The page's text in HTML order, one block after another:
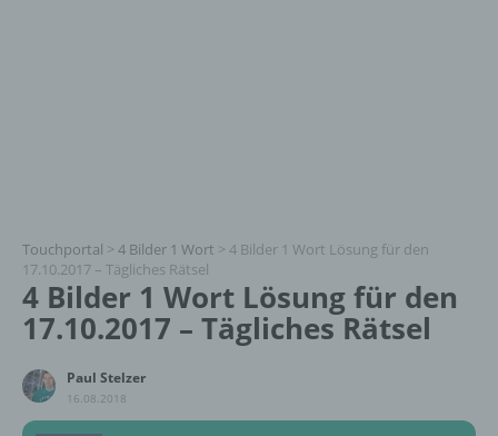
Touchportal > 4 Bilder 1 Wort > 4 Bilder 1 Wort Lösung für den
17.10.2017 – Tägliches Rätsel
4 Bilder 1 Wort Lösung für den
17.10.2017 – Tägliches Rätsel
Paul Stelzer
16.08.2018